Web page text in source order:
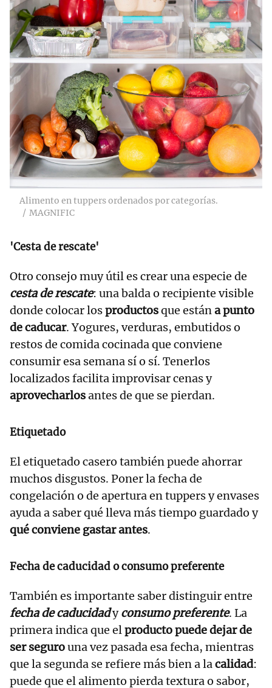
Alimento en tuppers ordenados por categorías.
MAGNIFIC
'Cesta de rescate'
Otro consejo muy útil es crear una especie de
cesta de rescate: una balda o recipiente visible
donde colocar losproductosque estána punto
de caducar. Yogures, verduras, embutidos o
restos de comida cocinada que conviene
consumir esa semana sí o sí. Tenerlos
localizados facilita improvisar cenas y
aprovecharlosantes de que se pierdan.
Etiquetado
El etiquetado casero también puede ahorrar
muchos disgustos. Poner la fecha de
congelación o de apertura en tuppers y envases
ayuda a saber qué lleva más tiempo guardado y
qué conviene gastar antes.
Fecha de caducidad o consumo preferente
También es importante saber distinguir entre
fecha de caducidadyconsumo preferente. La
primera indica que elproducto puede dejar de
ser segurouna vez pasada esa fecha, mientras
que la segunda se refiere más bien a lacalidad:
puede que el alimento pierda textura o sabor,